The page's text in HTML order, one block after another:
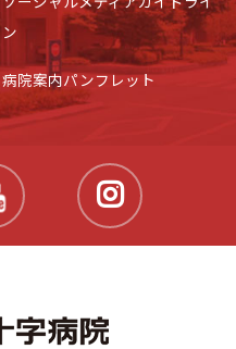
ン
病院案内パンフレット